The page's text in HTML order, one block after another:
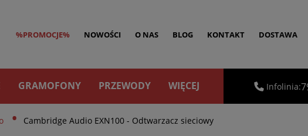
%PROMOCJE% NOWOŚCI O NAS BLOG KONTAKT DOSTAWA
GRAMOFONY PRZEWODY WIĘCEJ Infolinia:
• Cambridge Audio EXN100 - Odtwarzacz sieciowy